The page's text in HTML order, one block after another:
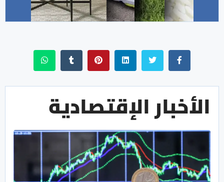
الأخبار الإقتصادية